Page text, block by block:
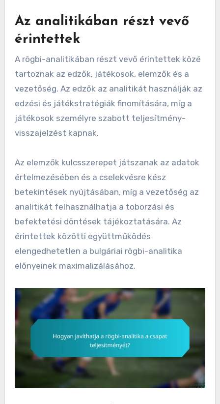
Az analitikában részt vevő
érintettek
A rögbi-analitikában részt vevő érintettek közé
tartoznak az edzők, játékosok, elemzők és a
vezetőség. Az edzők az analitikát használják az
edzési és játékstratégiák finomítására, míg a
játékosok személyre szabott teljesítmény-
visszajelzést kapnak.
Az elemzők kulcsszerepet játszanak az adatok
értelmezésében és a cselekvésre kész
betekintések nyújtásában, míg a vezetőség az
analitikát felhasználhatja a toborzási és
befektetési döntések tájékoztatására. Az
érintettek közötti együttműködés
elengedhetetlen a bulgáriai rögbi-analitika
előnyeinek maximalizálásához.